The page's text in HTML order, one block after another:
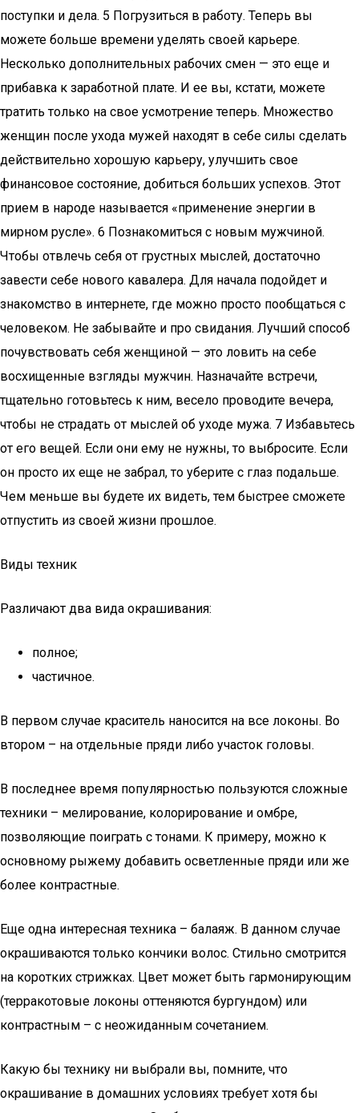
поступки и дела. 5 Погрузиться в работу. Теперь вы
можете больше времени уделять своей карьере.
Несколько дополнительных рабочих смен — это еще и
прибавка к заработной плате. И ее вы, кстати, можете
тратить только на свое усмотрение теперь. Множество
женщин после ухода мужей находят в себе силы сделать
действительно хорошую карьеру, улучшить свое
финансовое состояние, добиться больших успехов. Этот
прием в народе называется «применение энергии в
мирном русле». 6 Познакомиться с новым мужчиной.
Чтобы отвлечь себя от грустных мыслей, достаточно
завести себе нового кавалера. Для начала подойдет и
знакомство в интернете, где можно просто пообщаться с
человеком. Не забывайте и про свидания. Лучший способ
почувствовать себя женщиной — это ловить на себе
восхищенные взгляды мужчин. Назначайте встречи,
тщательно готовьтесь к ним, весело проводите вечера,
чтобы не страдать от мыслей об уходе мужа. 7 Избавьтесь
от его вещей. Если они ему не нужны, то выбросите. Если
он просто их еще не забрал, то уберите с глаз подальше.
Чем меньше вы будете их видеть, тем быстрее сможете
отпустить из своей жизни прошлое.
Виды техник
Различают два вида окрашивания:
полное;
частичное.
В первом случае краситель наносится на все локоны. Во
втором – на отдельные пряди либо участок головы.
В последнее время популярностью пользуются сложные
техники – мелирование, колорирование и омбре,
позволяющие поиграть с тонами. К примеру, можно к
основному рыжему добавить осветленные пряди или же
более контрастные.
Еще одна интересная техника – балаяж. В данном случае
окрашиваются только кончики волос. Стильно смотрится
на коротких стрижках. Цвет может быть гармонирующим
(терракотовые локоны оттеняются бургундом) или
контрастным – с неожиданным сочетанием.
Какую бы технику ни выбрали вы, помните, что
окрашивание в домашних условиях требует хотя бы